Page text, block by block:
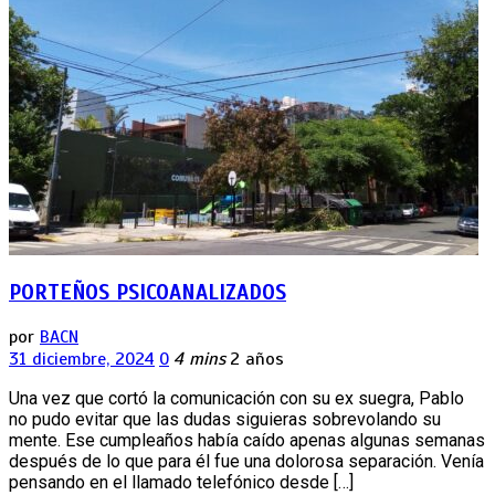
PORTEÑOS PSICOANALIZADOS
por BACN
31 diciembre, 2024 0 4 mins 2 años
Una vez que cortó la comunicación con su ex suegra, Pablo
no pudo evitar que las dudas siguieras sobrevolando su
mente. Ese cumpleaños había caído apenas algunas semanas
después de lo que para él fue una dolorosa separación. Venía
pensando en el llamado telefónico desde […]